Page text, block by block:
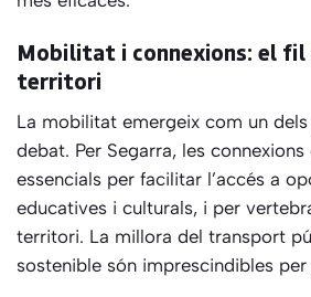
Mobilitat i connexions: el fil
territori
La mobilitat emergeix com un
debat. Per Segarra, les
essencials per facilitar l’accés a
educatives i culturals, i per
territori. La millora del transport
sostenible són imprescindibles